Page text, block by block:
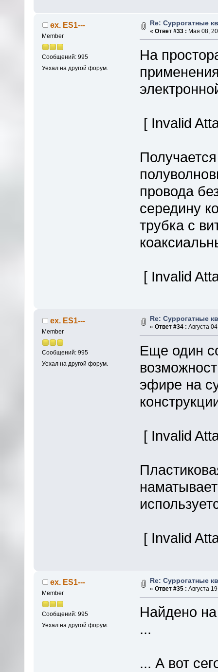
ex. ES1---
Member
Сообщений: 995
Уехал на другой форум.
Re: Суррогатные
«Ответ #33 : Мая 08,
На
[ Invalid
провода
середину
трубка с
[ Invalid
ex. ES1---
Member
Сообщений: 995
Уехал на другой форум.
Re: Суррогатные
«Ответ #34 : Августа
Еще один
эфире на
[ Invalid
[ Invalid
ex. ES1---
Member
Сообщений: 995
Уехал на другой форум.
Re: Суррогатные
«Ответ #35 : Августа
Найдено на
...
... А вот